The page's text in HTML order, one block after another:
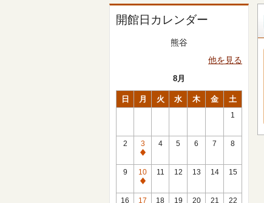
開館日カレンダー
熊谷
他を見る
8月
日 月 火 水 木 金 土
1
2
3
休
館
日
4 5 6 7 8
9
10
休
館
11 12 13 14 15
16
17
18 19 20 21 22